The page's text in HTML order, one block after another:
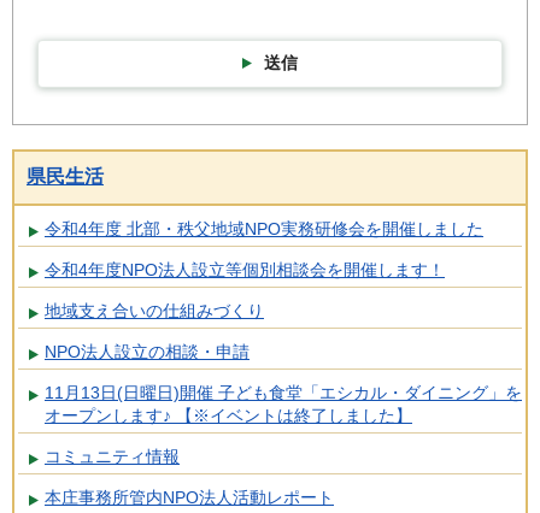
送信
県民生活
令和4年度 北部・秩父地域NPO実務研修会を開催しました
令和4年度NPO法人設立等個別相談会を開催します！
地域支え合いの仕組みづくり
NPO法人設立の相談・申請
11月13日(日曜日)開催 子ども食堂「エシカル・ダイニング」を
オープンします♪ 【※イベントは終了しました】
コミュニティ情報
本庄事務所管内NPO法人活動レポート